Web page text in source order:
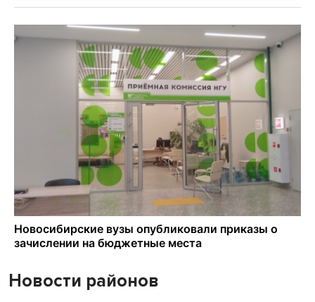
Новости районов